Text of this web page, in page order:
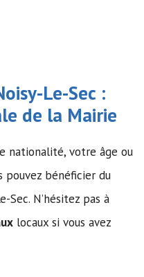
Le-Sec :
de la Mairie
nationalité, votre âge ou
bénéficier du
Sec. N’hésitez pas à
locaux si vous avez